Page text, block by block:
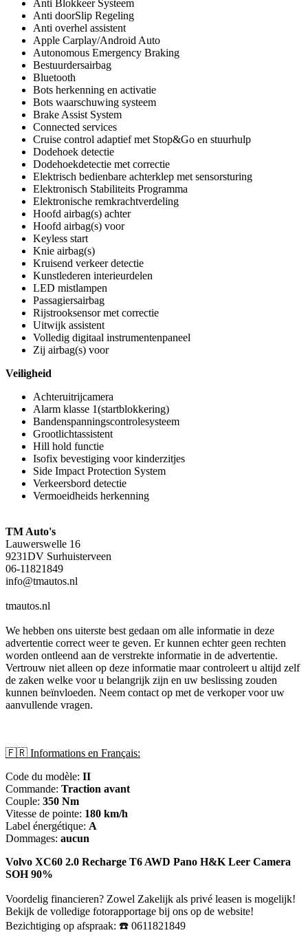
Anti Blokkeer Systeem
Anti doorSlip Regeling
Anti overhel assistent
Apple Carplay/Android Auto
Autonomous Emergency Braking
Bestuurdersairbag
Bluetooth
Bots herkenning en activatie
Bots waarschuwing systeem
Brake Assist System
Connected services
Cruise control adaptief met Stop&Go en stuurhulp
Dodehoek detectie
Dodehoekdetectie met correctie
Elektrisch bedienbare achterklep met sensorsturing
Elektronisch Stabiliteits Programma
Elektronische remkrachtverdeling
Hoofd airbag(s) achter
Hoofd airbag(s) voor
Keyless start
Knie airbag(s)
Kruisend verkeer detectie
Kunstlederen interieurdelen
LED mistlampen
Passagiersairbag
Rijstrooksensor met correctie
Uitwijk assistent
Volledig digitaal instrumentenpaneel
Zij airbag(s) voor
Veiligheid
Achteruitrijcamera
Alarm klasse 1(startblokkering)
Bandenspanningscontrolesysteem
Grootlichtassistent
Hill hold functie
Isofix bevestiging voor kinderzitjes
Side Impact Protection System
Verkeersbord detectie
Vermoeidheids herkenning
TM Auto's
Lauwerswelle 16
9231DV Surhuisterveen
06-11821849
info@tmautos.nl
tmautos.nl
We hebben ons uiterste best gedaan om alle informatie in deze
advertentie correct weer te geven. Er kunnen echter geen rechten
worden ontleend aan de verstrekte informatie in de advertentie.
Vertrouw niet alleen op deze informatie maar controleert u altijd zelf
de zaken welke voor u belangrijk zijn en uw beslissing zouden
kunnen beïnvloeden. Neem contact op met de verkoper voor uw
aanvullende vragen.
🇫🇷 Informations en Français:
Code du modèle: II
Commande: Traction avant
Couple: 350 Nm
Vitesse de pointe: 180 km/h
Label énergétique: A
Dommages: aucun
Volvo XC60 2.0 Recharge T6 AWD Pano H&K Leer Camera
SOH 90%
Voordelig financieren? Zowel Zakelijk als privé leasen is mogelijk!
Bekijk de volledige fotorapportage bij ons op de website!
Bezichtiging op afspraak: ☎️ 0611821849